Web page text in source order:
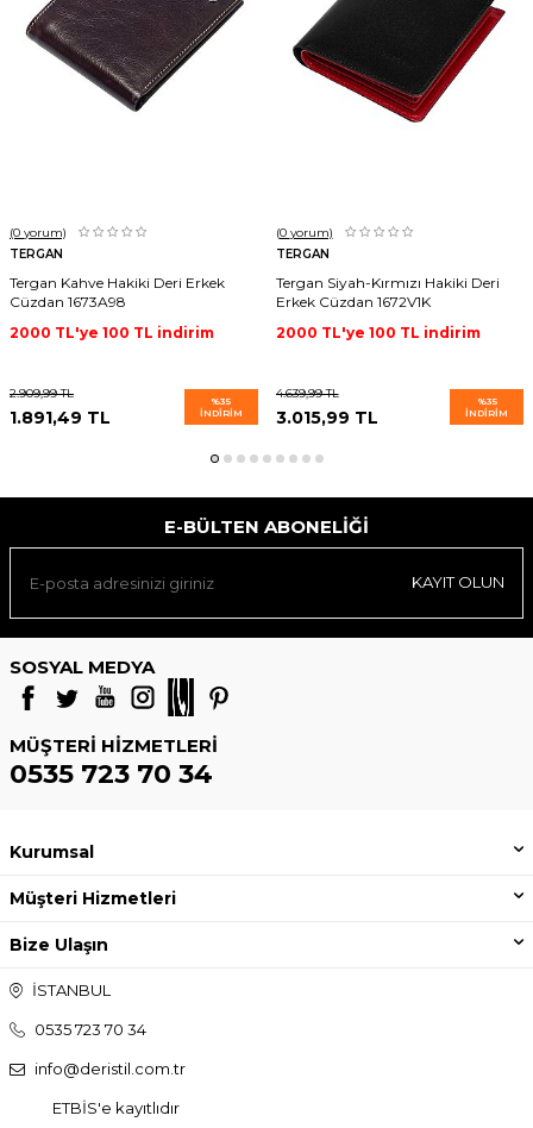
(0 yorum)
TERGAN
Tergan Kahve Hakiki Deri Erkek
Cüzdan 1673A98
2000 TL'ye 100 TL indirim
2.909,99TL
1.891,49 TL
%35
İNDIRIM
(0 yorum)
TERGAN
Tergan Siyah-Kırmızı Hakiki Deri
Erkek Cüzdan 1672V1K
2000 TL'ye 100 TL indirim
4.639,99TL
3.015,99 TL
%35
İNDIRIM
E-BÜLTEN ABONELIĞI
KAYIT OLUN
SOSYAL MEDYA
MÜŞTERI HIZMETLERI
0535 723 70 34
Kurumsal
Müşteri Hizmetleri
Bize Ulaşın
İSTANBUL
0535 723 70 34
info@deristil.com.tr
ETBİS'e kayıtlıdır